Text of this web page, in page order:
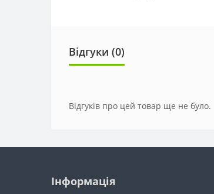
Відгуки (0)
Відгуків про цей товар ще не було.
Інформація